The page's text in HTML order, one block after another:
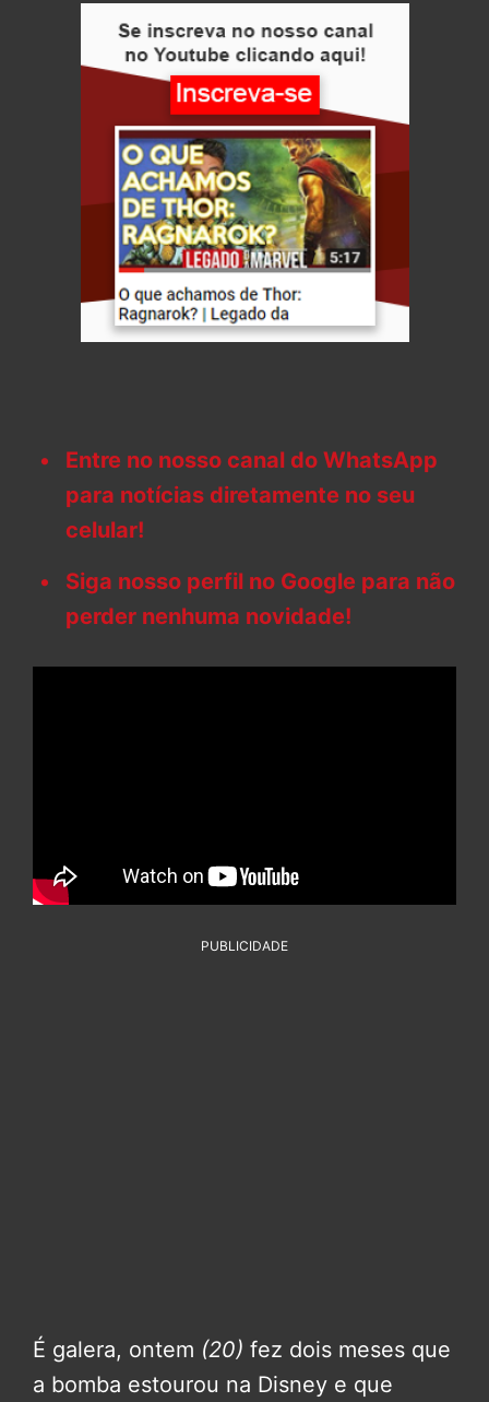
Entre no nosso canal do WhatsApp
para notícias diretamente no seu
celular!
Siga nosso perfil no Google para não
perder nenhuma novidade!
PUBLICIDADE
É galera, ontem (20) fez dois meses que
a bomba estourou na Disney e que